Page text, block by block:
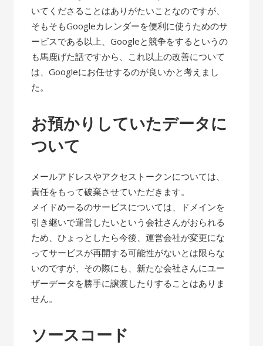
いてくださることはありがたいことなのですが、
そもそもGoogleカレンダーを便利に使うためのサ
ービスである以上、Googleと競争をするというの
も馬鹿げた話ですから、これ以上の改善について
は、Googleにお任せするのが良いかと考えまし
た。
お預かりしていたデータに
ついて
メールアドレスやアクセストークンについては、
責任をもって破棄させていただきます。
メイドめーるのサービスについては、ドメインを
引き継いで運営したいという会社さんがおられる
ため、ひょっとしたら今後、運営会社が変更にな
ってサービスが再開する可能性がないとは限らな
いのですが、その際にも、新たな会社さんにユー
ザーデータを勝手に譲渡したりすることはありま
せん。
ソースコード